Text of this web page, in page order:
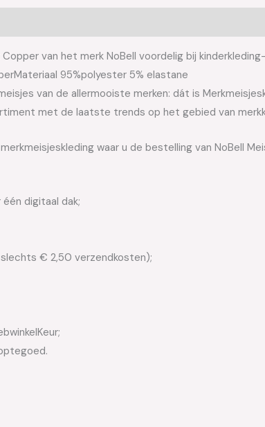
van het merk NoBell voordelig bij
95%polyester 5% elastane
van de allermooiste merken: dát is
met de laatste trends op het gebied van
waar u de bestelling van NoBell
digitaal dak;
€ 2,50 verzendkosten);